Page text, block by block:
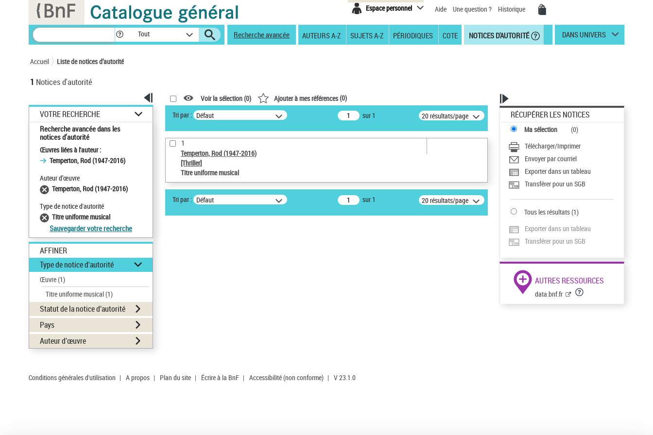
Espace personnel Aide Une question ? Historique
Tout Recherche avancée AUTEURS A-Z SUJETS A-Z PÉRIODIQUES COTE NOTICES D'AUTORITÉ DANS UNIVERS
Accueil Liste de notices d’autorité
1 Notices d'autorité
VOTRE RECHERCHE
Recherche avancée dans les
notices d’autorité
Œuvres liées à l'auteur :
Temperton, Rod (1947-2016)
Auteur d’œuvre
Temperton, Rod (1947-2016)
Type de notice d'autorité
Titre uniforme musical
Sauvegarder votre recherche
AFFINER
Type de notice d'autorité
Œuvre(1)
Titre uniforme musical(1)
Statut de la notice d’autorité
Pays
Auteur d’œuvre
Voir la sélection (0) Ajouter à mes références(0)
Tri par : Défaut sur 1 20 résultats/page
1
Temperton, Rod (1947-2016)
[Thriller]
Titre uniforme musical
Tri par : Défaut sur 1 20 résultats/page
RÉCUPÉRER LES NOTICES
Ma sélection (0)
Télécharger/Imprimer
Envoyer par courriel
Exporter dans un tableau
Transférer pour un SGB
Tous les résultats(1)
Exporter dans un tableau
Transférer pour un SGB
AUTRES RESSOURCES
data.bnf.fr
Conditions générales d'utilisation | A propos | Plan du site | Écrire à la BnF | Accessibilité (non conforme) | V 23.1.0
Panneau de gestion des cookies